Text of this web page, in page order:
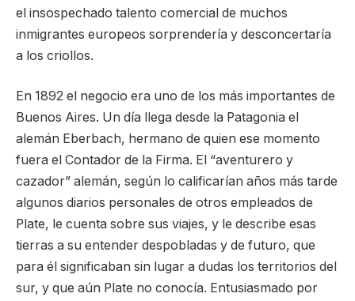
el insospechado talento comercial de muchos
inmigrantes europeos sorprendería y desconcertaría
a los criollos.
En 1892 el negocio era uno de los más importantes de
Buenos Aires. Un día llega desde la Patagonia el
alemán Eberbach, hermano de quien ese momento
fuera el Contador de la Firma. El “aventurero y
cazador” alemán, según lo calificarían años más tarde
algunos diarios personales de otros empleados de
Plate, le cuenta sobre sus viajes, y le describe esas
tierras a su entender despobladas y de futuro, que
para él significaban sin lugar a dudas los territorios del
sur, y que aún Plate no conocía. Entusiasmado por